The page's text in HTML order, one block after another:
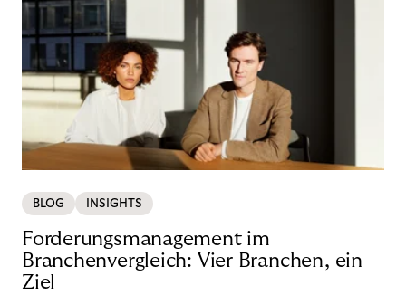
BLOG INSIGHTS
Forderungsmanagement im
Branchenvergleich: Vier Branchen, ein
Ziel